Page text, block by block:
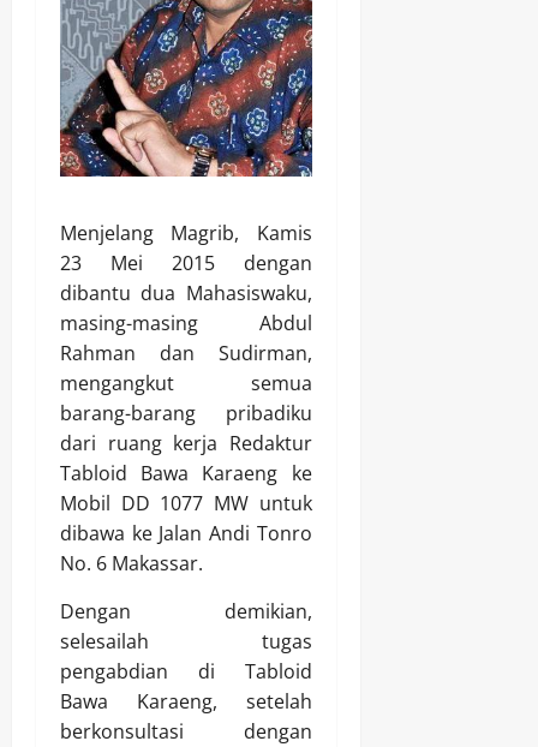
Menjelang Magrib, Kamis
23 Mei 2015 dengan
dibantu dua Mahasiswaku,
masing-masing Abdul
Rahman dan Sudirman,
mengangkut semua
barang-barang pribadiku
dari ruang kerja Redaktur
Tabloid Bawa Karaeng ke
Mobil DD 1077 MW untuk
dibawa ke Jalan Andi Tonro
No. 6 Makassar.
Dengan demikian,
selesailah tugas
pengabdian di Tabloid
Bawa Karaeng, setelah
berkonsultasi dengan